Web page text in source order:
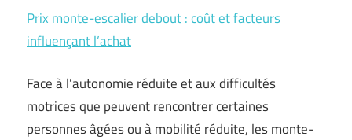
Prix monte-escalier debout : coût et facteurs
influençant l’achat
Face à l’autonomie réduite et aux difficultés
motrices que peuvent rencontrer certaines
personnes âgées ou à mobilité réduite, les monte-